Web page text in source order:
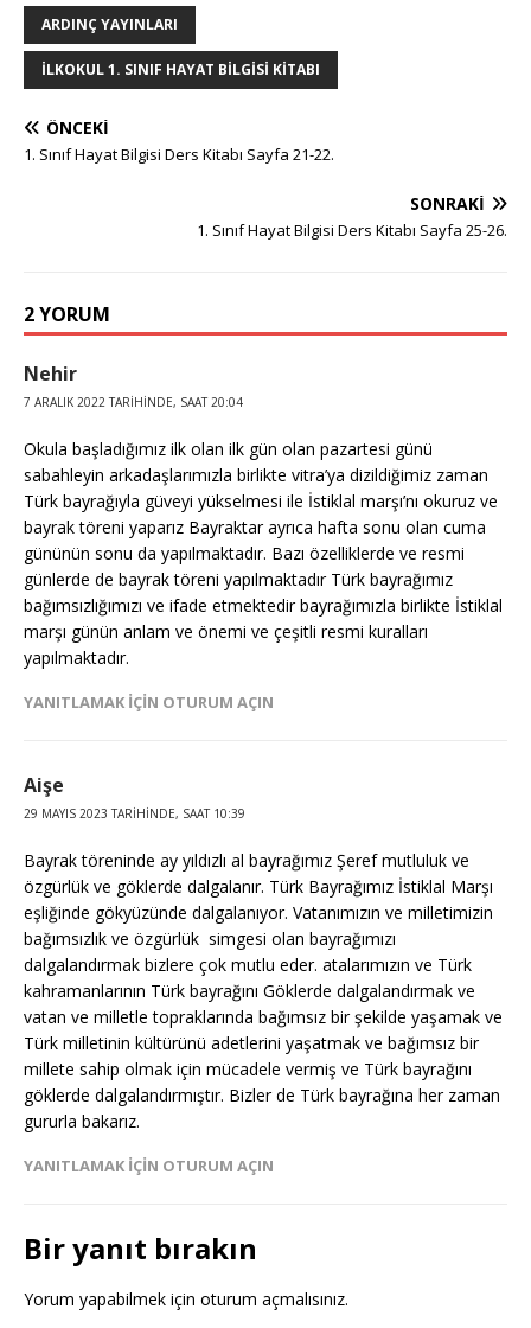
e
r
e
st
b
o
o
k
n
ARDINÇ YAYINLARI
İLKOKUL 1. SINIF HAYAT BILGISI KITABI
ÖNCEKI
1. Sınıf Hayat Bilgisi Ders Kitabı Sayfa 21-22.
SONRAKI
1. Sınıf Hayat Bilgisi Ders Kitabı Sayfa 25-26.
2 YORUM
Nehir
7 ARALIK 2022 TARIHINDE, SAAT 20:04
Okula başladığımız ilk olan ilk gün olan pazartesi günü
sabahleyin arkadaşlarımızla birlikte vitra’ya dizildiğimiz zaman
Türk bayrağıyla güveyi yükselmesi ile İstiklal marşı’nı okuruz ve
bayrak töreni yaparız Bayraktar ayrıca hafta sonu olan cuma
gününün sonu da yapılmaktadır. Bazı özelliklerde ve resmi
günlerde de bayrak töreni yapılmaktadır Türk bayrağımız
bağımsızlığımızı ve ifade etmektedir bayrağımızla birlikte İstiklal
marşı günün anlam ve önemi ve çeşitli resmi kuralları
yapılmaktadır.
YANITLAMAK IÇIN OTURUM AÇIN
Aişe
29 MAYIS 2023 TARIHINDE, SAAT 10:39
Bayrak töreninde ay yıldızlı al bayrağımız Şeref mutluluk ve
özgürlük ve göklerde dalgalanır. Türk Bayrağımız İstiklal Marşı
eşliğinde gökyüzünde dalgalanıyor. Vatanımızın ve milletimizin
bağımsızlık ve özgürlük simgesi olan bayrağımızı
dalgalandırmak bizlere çok mutlu eder. atalarımızın ve Türk
kahramanlarının Türk bayrağını Göklerde dalgalandırmak ve
vatan ve milletle topraklarında bağımsız bir şekilde yaşamak ve
Türk milletinin kültürünü adetlerini yaşatmak ve bağımsız bir
millete sahip olmak için mücadele vermiş ve Türk bayrağını
göklerde dalgalandırmıştır. Bizler de Türk bayrağına her zaman
gururla bakarız.
YANITLAMAK IÇIN OTURUM AÇIN
Bir yanıt bırakın
Yorum yapabilmek için oturum açmalısınız.